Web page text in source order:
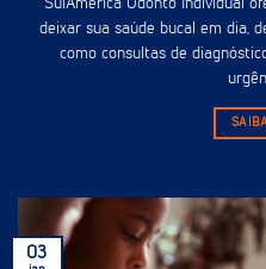
SulAmérica Odonto Individual
deixar sua saúde bucal em dia,
como consultas de
03